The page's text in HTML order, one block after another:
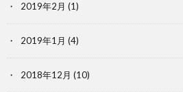
2019年2月 (1)
2019年1月 (4)
2018年12月 (10)